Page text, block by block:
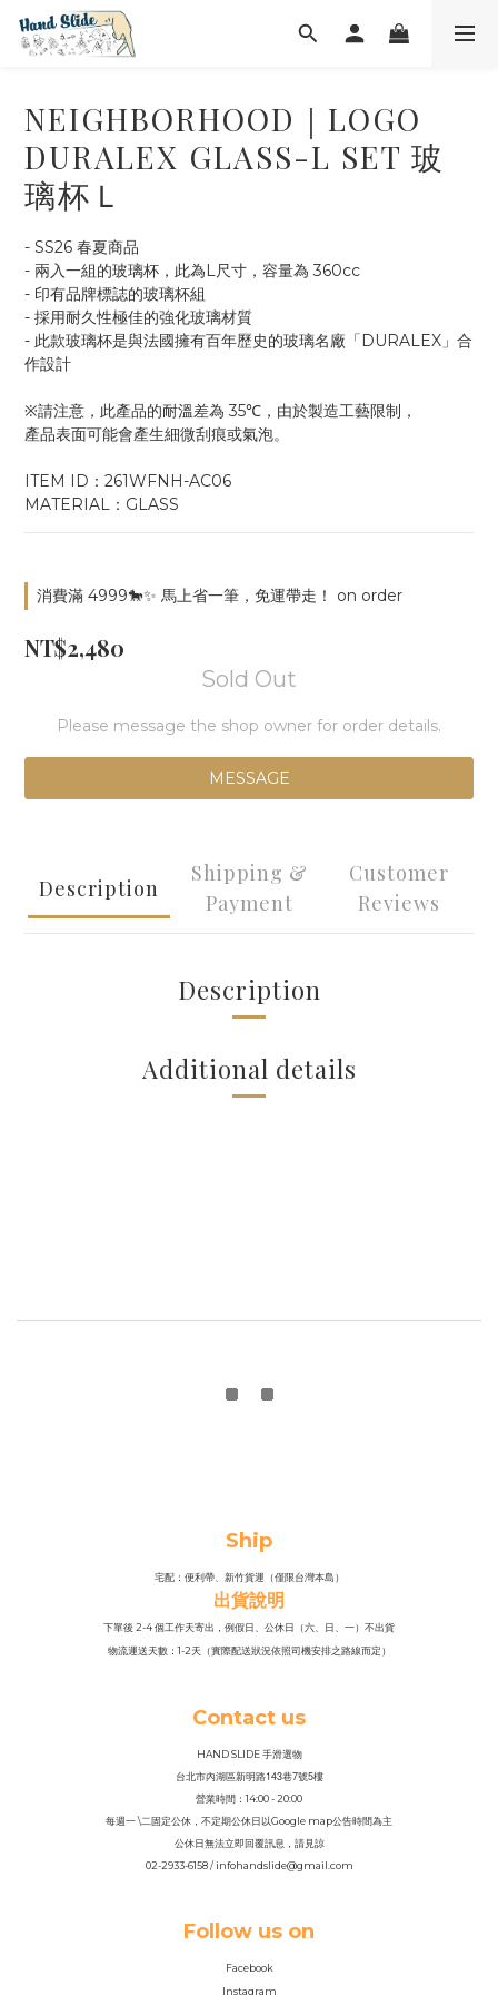
NEIGHBORHOOD｜LOGO
DURALEX GLASS-L SET 玻
璃杯Ｌ
- SS26 春夏商品
- 兩入一組的玻璃杯，此為L尺寸，容量為 360cc
- 印有品牌標誌的玻璃杯組
- 採用耐久性極佳的強化玻璃材質
- 此款玻璃杯是與法國擁有百年歷史的玻璃名廠「DURALEX」合
作設計
※請注意，此產品的耐溫差為 35℃，由於製造工藝限制，
產品表面可能會產生細微刮痕或氣泡。
ITEM ID：261WFNH-AC06
MATERIAL：GLASS
消費滿 4999🐎✨ 馬上省一筆，免運帶走！ on order
NT$2,480
Sold Out
Please message the shop owner for order details.
MESSAGE
Description
Shipping &
Payment
Customer
Reviews
Description
Additional details
Ship
宅配：便利帶、新竹貨運（僅限台灣本島）
出貨說明
下單後 2-4 個工作天寄出，例假日、公休日（六、日、一）不出貨
物流運送天數：1-2天（實際配送狀況依照司機安排之路線而定）
Contact us
HAND SLIDE 手滑選物
台北市內湖區新明路143巷7號5樓
營業時間：14:00 - 20:00
每週一 \二固定公休，不定期公休日以Google map公告時間為主
公休日無法立即回覆訊息，請見諒
02-2933-6158 / infohandslide@gmail.com
Follow us on
Facebook
Instagram